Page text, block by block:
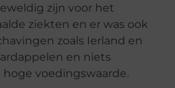
zijn voor het
ziekten en er was ook
zoals Ierland en
en niets
voedingswaarde.